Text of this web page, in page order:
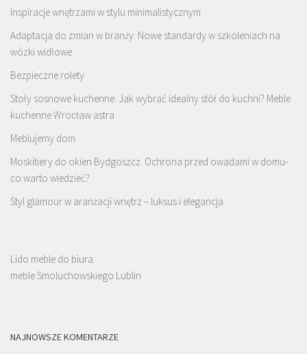
Inspiracje wnętrzami w stylu minimalistycznym
Adaptacja do zmian w branży: Nowe standardy w szkoleniach na
wózki widłowe
Bezpieczne rolety
Stoły sosnowe kuchenne. Jak wybrać idealny stół do kuchni? Meble
kuchenne Wrocław astra
Meblujemy dom
Moskitiery do okien Bydgoszcz. Ochrona przed owadami w domu-
co warto wiedzieć?
Styl glamour w aranżacji wnętrz – luksus i elegancja
Lido meble do biura
meble Smoluchowskiego Lublin
NAJNOWSZE KOMENTARZE